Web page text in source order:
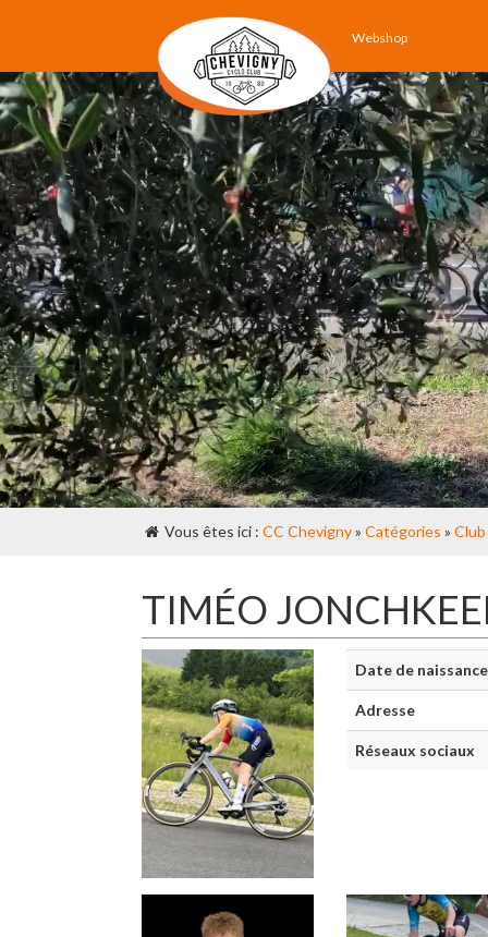
Webshop
Vous êtes ici : CC Chevigny» Catégories » Club
TIMÉO
Date de naissance
Adresse
Réseaux sociaux